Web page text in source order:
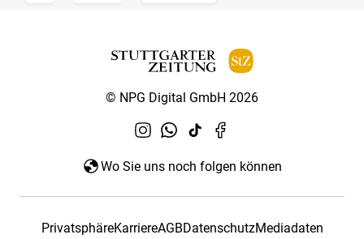
© NPG Digital GmbH 2026
Wo Sie uns noch folgen können
PrivatsphäreKarriereAGBDatenschutzMediadaten